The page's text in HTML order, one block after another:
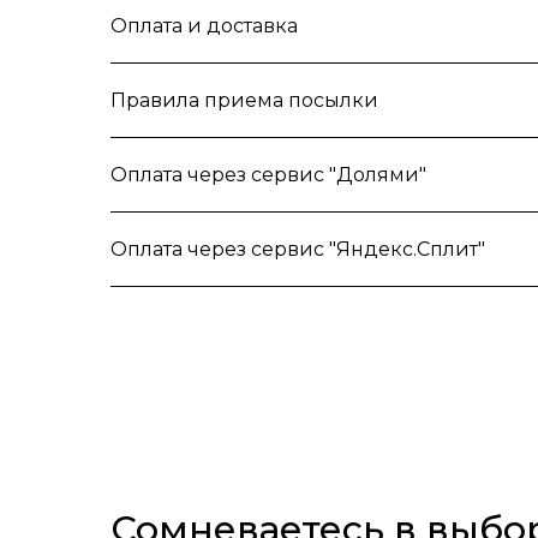
Оплата и доставка
Правила приема посылки
Оплата через сервис "Долями"
Оплата через сервис "Яндекс.Сплит"
Сомневаетесь в